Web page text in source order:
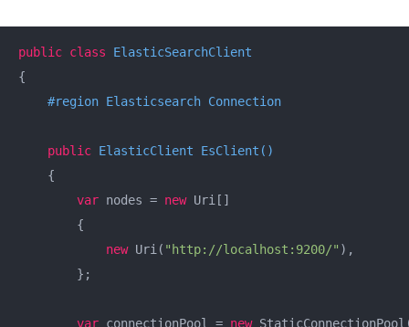
public class
ElasticSearchClient
{
#region Elasticsearch Connection
public ElasticClient EsClient ( )
    {
var nodes = new Uri[]
        {
new Uri( "http://localhost:9200/" ),
        };
var connectionPool = new